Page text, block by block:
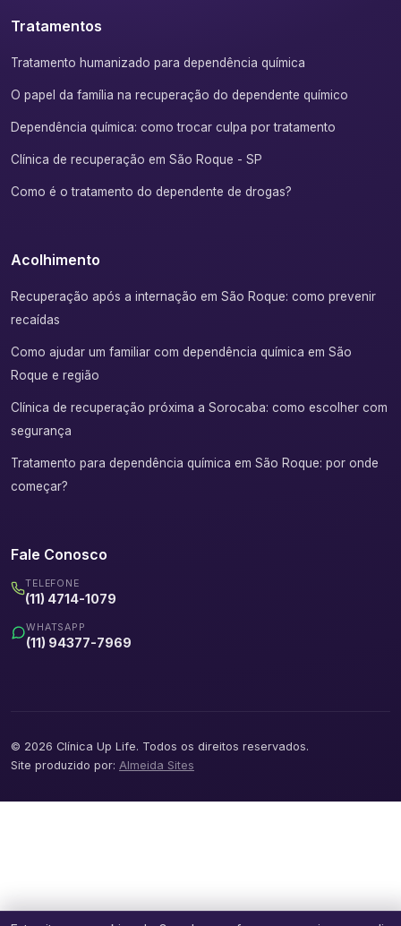
Tratamentos
Tratamento humanizado para dependência química
O papel da família na recuperação do dependente químico
Dependência química: como trocar culpa por tratamento
Clínica de recuperação em São Roque - SP
Como é o tratamento do dependente de drogas?
Acolhimento
Recuperação após a internação em São Roque: como prevenir
recaídas
Como ajudar um familiar com dependência química em São
Roque e região
Clínica de recuperação próxima a Sorocaba: como escolher com
segurança
Tratamento para dependência química em São Roque: por onde
começar?
Fale Conosco
TELEFONE
(11) 4714-1079
WHATSAPP
(11) 94377-7969
© 2026 Clínica Up Life. Todos os direitos reservados.
Site produzido por: Almeida Sites